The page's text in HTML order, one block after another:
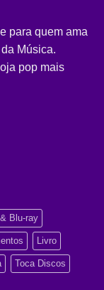
para quem ama
Música.
pop mais
Blu-ray
Livro
Toca Discos